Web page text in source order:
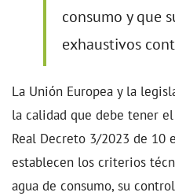
consumo y que
exhaustivos
La Unión Europea y la
la calidad que debe tener
Real Decreto 3/2023 de 10
establecen los criterios
agua de consumo, su